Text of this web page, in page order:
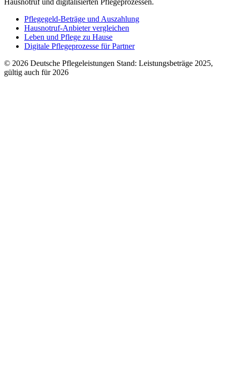
Hausnotruf und digitalisierten Pflegeprozessen.
Pflegegeld-Beträge und Auszahlung
Hausnotruf-Anbieter vergleichen
Leben und Pflege zu Hause
Digitale Pflegeprozesse für Partner
© 2026 Deutsche Pflegeleistungen Stand: Leistungs­beträge 2025,
gültig auch für 2026